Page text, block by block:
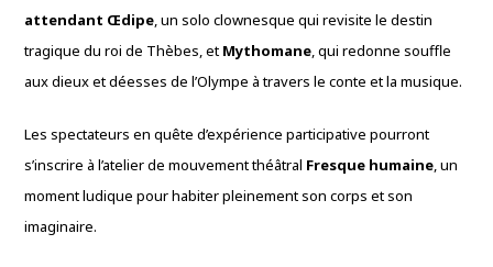
attendant Œdipe, un solo clownesque qui revisite le destin
tragique du roi de Thèbes, et Mythomane, qui redonne souffle
aux dieux et déesses de l’Olympe à travers le conte et la musique.
Les spectateurs en quête d’expérience participative pourront
s’inscrire à l’atelier de mouvement théâtral Fresque humaine, un
moment ludique pour habiter pleinement son corps et son
imaginaire.